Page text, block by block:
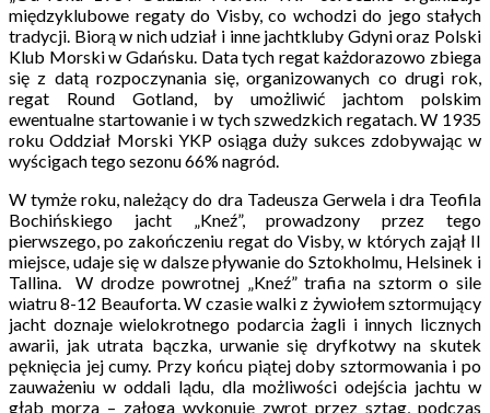
międzyklubowe regaty do Visby, co wchodzi do jego stałych
tradycji. Biorą w nich udział i inne jachtkluby Gdyni oraz Polski
Klub Morski w Gdańsku. Data tych regat każdorazowo zbiega
się z datą rozpoczynania się, organizowanych co drugi rok,
regat Round Gotland, by umożliwić jachtom polskim
ewentualne startowanie i w tych szwedzkich regatach. W 1935
roku Oddział Morski YKP osiąga duży sukces zdobywając w
wyścigach tego sezonu 66% nagród.
W tymże roku, należący do dra Tadeusza Gerwela i dra Teofila
Bochińskiego jacht „Kneź”, prowadzony przez tego
pierwszego, po zakończeniu regat do Visby, w których zajął II
miejsce, udaje się w dalsze pływanie do Sztokholmu, Helsinek i
Tallina. W drodze powrotnej „Kneź” trafia na sztorm o sile
wiatru 8-12 Beauforta. W czasie walki z żywiołem sztormujący
jacht doznaje wielokrotnego podarcia żagli i innych licznych
awarii, jak utrata bączka, urwanie się dryfkotwy na skutek
pęknięcia jej cumy. Przy końcu piątej doby sztormowania i po
zauważeniu w oddali lądu, dla możliwości odejścia jachtu w
głąb morza – załoga wykonuje zwrot przez sztag, podczas